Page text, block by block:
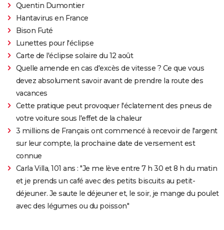
Quentin Dumontier
Hantavirus en France
Bison Futé
Lunettes pour l'éclipse
Carte de l'éclipse solaire du 12 août
Quelle amende en cas d'excès de vitesse ? Ce que vous
devez absolument savoir avant de prendre la route des
vacances
Cette pratique peut provoquer l'éclatement des pneus de
votre voiture sous l'effet de la chaleur
3 millions de Français ont commencé à recevoir de l'argent
sur leur compte, la prochaine date de versement est
connue
Carla Villa, 101 ans : "Je me lève entre 7 h 30 et 8 h du matin
et je prends un café avec des petits biscuits au petit-
déjeuner. Je saute le déjeuner et, le soir, je mange du poulet
avec des légumes ou du poisson"